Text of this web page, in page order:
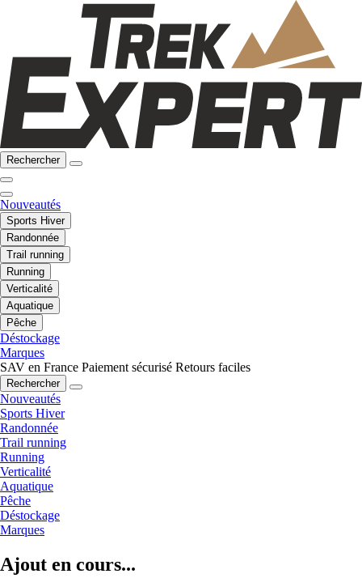
Rechercher
Nouveautés
Sports Hiver
Randonnée
Trail running
Running
Verticalité
Aquatique
Pêche
Déstockage
Marques
SAV en France Paiement sécurisé Retours faciles
Rechercher
Nouveautés
Sports Hiver
Randonnée
Trail running
Running
Verticalité
Aquatique
Pêche
Déstockage
Marques
Ajout en cours...